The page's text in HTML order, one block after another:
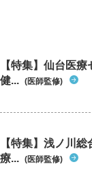
【特集】仙台医
健... (医師監修)
【特集】浅ノ川
療... (医師監修)